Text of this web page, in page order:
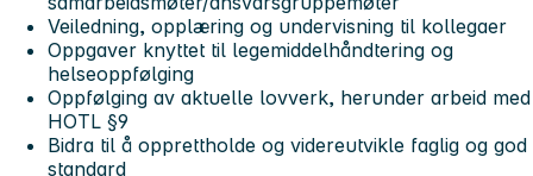
Veiledning, opplæring og undervisning til kollegaer
Oppgaver knyttet til legemiddelhåndtering og
helseoppfølging
Oppfølging av aktuelle lovverk, herunder arbeid med
HOTL §9
Bidra til å opprettholde og videreutvikle faglig og god
standard